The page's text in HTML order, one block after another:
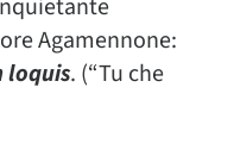
Agamennone:
loquis. (“Tu che